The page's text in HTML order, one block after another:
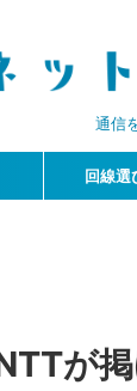
通信
回線選
が